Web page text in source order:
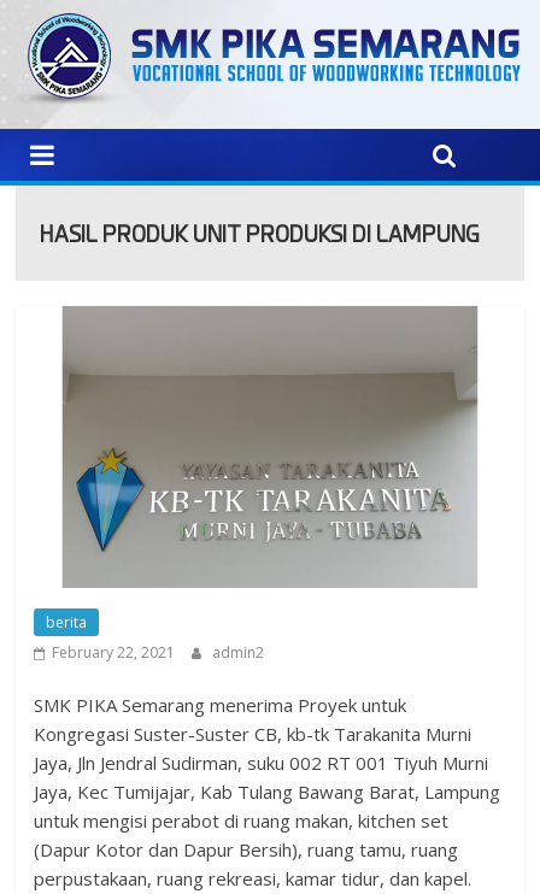
HASIL PRODUK UNIT PRODUKSI DI LAMPUNG
berita
February 22, 2021
admin2
SMK PIKA Semarang menerima Proyek untuk
Kongregasi Suster-Suster CB, kb-tk Tarakanita Murni
Jaya, Jln Jendral Sudirman, suku 002 RT 001 Tiyuh Murni
Jaya, Kec Tumijajar, Kab Tulang Bawang Barat, Lampung
untuk mengisi perabot di ruang makan, kitchen set
(Dapur Kotor dan Dapur Bersih), ruang tamu, ruang
perpustakaan, ruang rekreasi, kamar tidur, dan kapel.